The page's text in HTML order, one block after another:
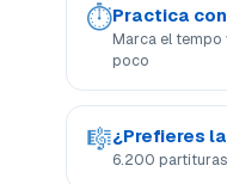
⏱Practica
Marca el
poco
🎼¿Prefieres
6.200